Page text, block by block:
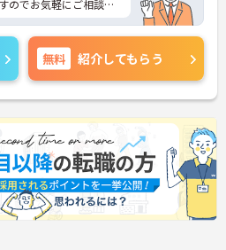
のでお気軽にご相談く
無料 紹介してもらう